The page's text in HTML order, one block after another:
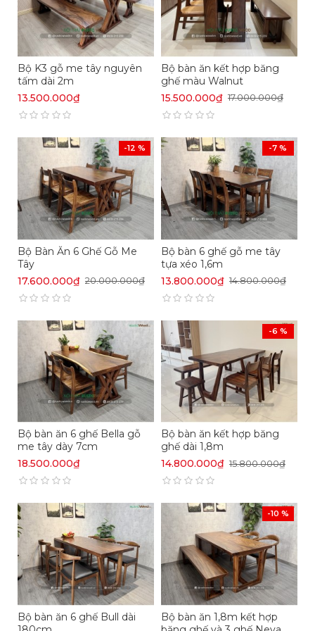
Lấy cảm hứng từ những điều mộc mạc trong đời
sống của người Việt, phối hợp với các đường nét
hiện đại, bộ sưu tập bộ bàn tròn gỗ nguyên tấm
vô cùng gần gũi, ấm áp.
Chất liệu gỗ tự nhiên nguyên khối đạt chuẩn quốc
tế, bền đẹp, không độc hại, an toàn cho sức khỏe;
chống thấm, cong vênh, mối mọt.
Bộ K3 gỗ me tây nguyên
tấm dài 2m
13.500.000₫
Bộ bàn ăn kết hợp băng
ghế màu Walnut
15.500.000₫ 17.000.000₫
-12 %
Bộ Bàn Ăn 6 Ghế Gỗ Me
Tây
17.600.000₫ 20.000.000₫
-7 %
Bộ bàn 6 ghế gỗ me tây
tựa xéo 1,6m
13.800.000₫ 14.800.000₫
Bộ bàn ăn 6 ghế Bella gỗ
me tây dày 7cm
18.500.000₫
-6 %
Bộ bàn ăn kết hợp băng
ghế dài 1,8m
14.800.000₫ 15.800.000₫
Bộ bàn ăn 6 ghế Bull dài
-10 %
Bộ bàn ăn 1,8m kết hợp